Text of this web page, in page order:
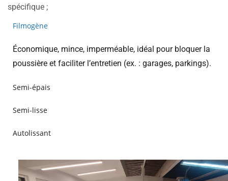
spécifique ;
Filmogène
Économique, mince, imperméable, idéal pour bloquer la
poussière et faciliter l’entretien (ex. : garages, parkings).
Semi-épais
Semi-lisse
Autolissant